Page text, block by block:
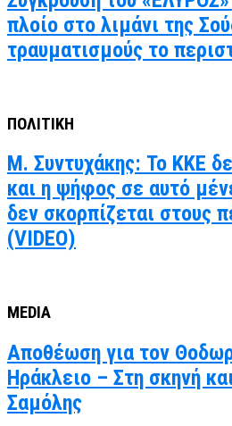
πλοίο στο λιμάνι της
τραυματισμούς το
ΠΟΛΙΤΙΚΗ
Μ. Συντυχάκης: Το ΚΚΕ
και η ψήφος σε αυτό
δεν σκορπίζεται στους
(VIDEO)
MEDIA
Αποθέωση για τον
Ηράκλειο – Στη σκηνή
Σαμόλης